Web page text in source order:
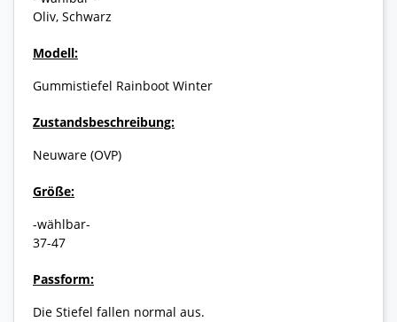
Oliv, Schwarz
Modell:
Gummistiefel Rainboot Winter
Zustandsbeschreibung:
Neuware (OVP)
Größe:
-wählbar-
37-47
Passform:
Die Stiefel fallen normal aus.